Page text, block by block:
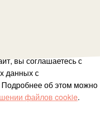
вы соглашаетесь с
данных с
об этом можно
файлов cookie.